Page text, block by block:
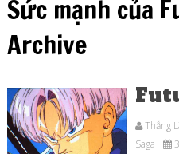
Sức mạnh của
Archive
Thắng
Saga